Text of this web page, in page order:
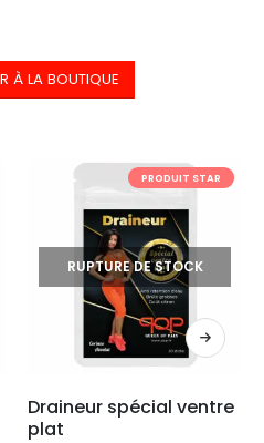
À LA BOUTIQUE
PRODUIT STAR
RUPTURE DE STOCK
Draineur spécial ventre
plat